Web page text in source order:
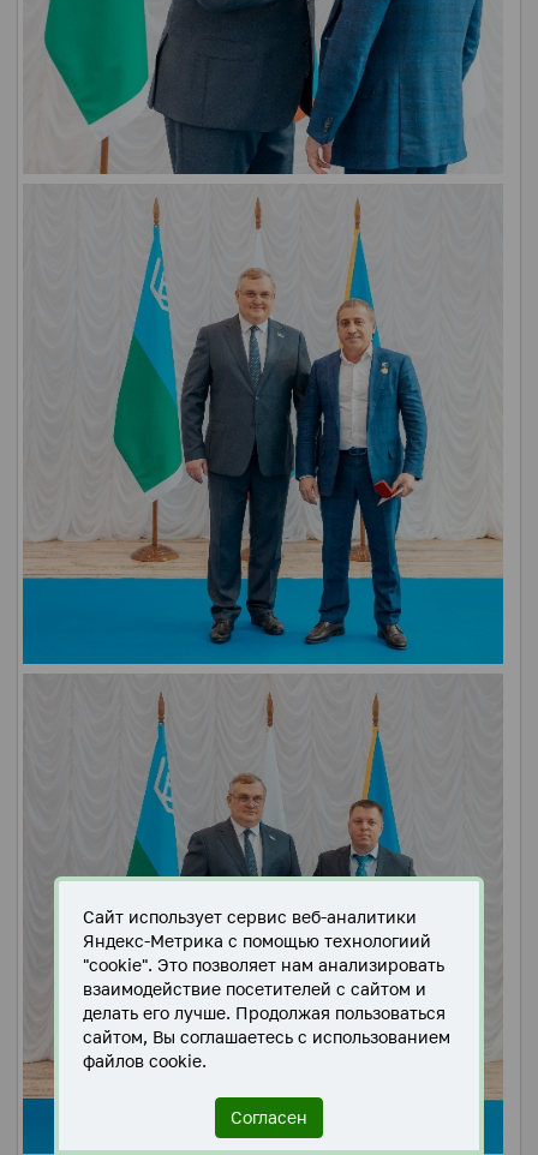
Сайт использует сервис веб-аналитики
Яндекс-Метрика с помощью технологиий
"cookie". Это позволяет нам анализировать
взаимодействие посетителей с сайтом и
делать его лучше. Продолжая пользоваться
сайтом, Вы соглашаетесь с использованием
файлов cookie.
Согласен